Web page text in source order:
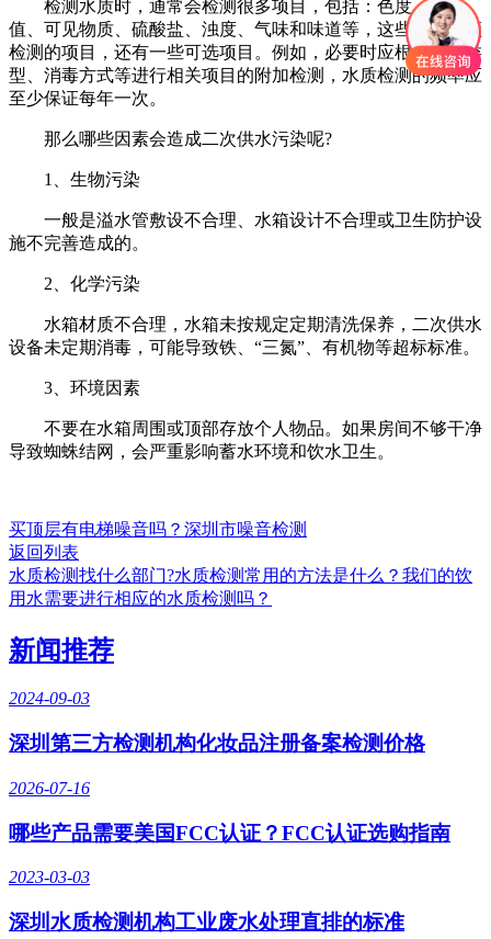
检测水质时，通常会检测很多项目，包括：色度、PH
值、可见物质、硫酸盐、浊度、气味和味道等，这些都是必须
检测的项目，还有一些可选项目。例如，必要时应根据水箱类
型、消毒方式等进行相关项目的附加检测，水质检测的频率应
至少保证每年一次。
那么哪些因素会造成二次供水污染呢?
1、生物污染
一般是溢水管敷设不合理、水箱设计不合理或卫生防护设
施不完善造成的。
2、化学污染
水箱材质不合理，水箱未按规定定期清洗保养，二次供水
设备未定期消毒，可能导致铁、“三氮”、有机物等超标标准。
3、环境因素
不要在水箱周围或顶部存放个人物品。如果房间不够干净
导致蜘蛛结网，会严重影响蓄水环境和饮水卫生。
买顶层有电梯噪音吗？深圳市噪音检测
返回列表
水质检测找什么部门?水质检测常用的方法是什么？我们的饮
用水需要进行相应的水质检测吗？
新闻推荐
2024-09-03
深圳第三方检测机构化妆品注册备案检测价格
2026-07-16
哪些产品需要美国FCC认证？FCC认证选购指南
2023-03-03
深圳水质检测机构工业废水处理直排的标准